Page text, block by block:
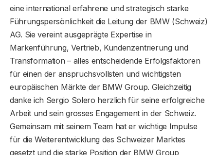
eine international erfahrene und strategisch starke
Führungspersönlichkeit die Leitung der BMW (Schweiz)
AG. Sie vereint ausgeprägte Expertise in
Markenführung, Vertrieb, Kundenzentrierung und
Transformation – alles entscheidende Erfolgsfaktoren
für einen der anspruchsvollsten und wichtigsten
europäischen Märkte der BMW Group. Gleichzeitig
danke ich Sergio Solero herzlich für seine erfolgreiche
Arbeit und sein grosses Engagement in der Schweiz.
Gemeinsam mit seinem Team hat er wichtige Impulse
für die Weiterentwicklung des Schweizer Marktes
gesetzt und die starke Position der BMW Group